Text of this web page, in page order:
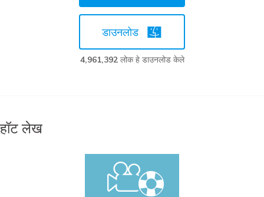
डाउनलोड
4,961,392लोक हे डाउनलोड केले
हॉट लेख